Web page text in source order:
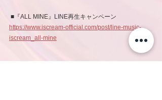
■『ALL MINE』LINE再生キャンペーン
https://www.iscream-official.com/post/line-music-
iscream_all-mine